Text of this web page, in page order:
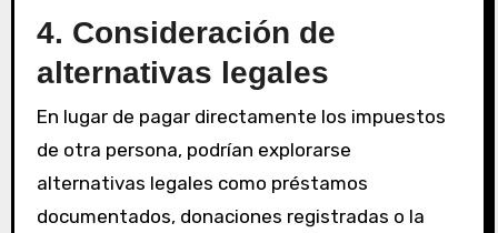
4. Consideración de
alternativas legales
En lugar de pagar directamente los impuestos
de otra persona, podrían explorarse
alternativas legales como préstamos
documentados, donaciones registradas o la